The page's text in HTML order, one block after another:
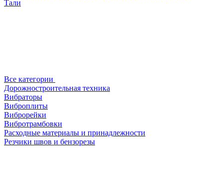
Тали
Все категории
Дорожностроительная техника
Вибраторы
Виброплиты
Виброрейки
Вибротрамбовки
Расходные материалы и принадлежности
Резчики швов и бензорезы